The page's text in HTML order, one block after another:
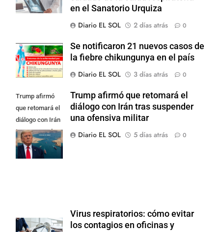
en el Sanatorio Urquiza
Diario EL SOL
2 días atrás 0
Se notificaron 21 nuevos casos de
la fiebre chikungunya en el país
Diario EL SOL
3 días atrás 0
Trump afirmó
que retomará el
diálogo con Irán
tras suspender
una ofensiva
militar
Trump afirmó que retomará el
diálogo con Irán tras suspender
una ofensiva militar
Diario EL SOL
5 días atrás 0
Virus respiratorios: cómo evitar
los contagios en oficinas y